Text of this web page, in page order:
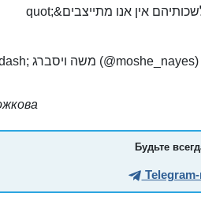
&mdash; משה ויסברג (@moshe_nayes)
Будьте